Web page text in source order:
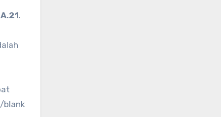
.
blank